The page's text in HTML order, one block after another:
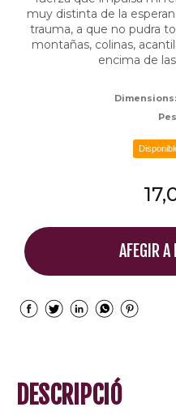
muy distinta de la
trauma, a que no pudra
montañas, colinas,
encima de
Dimensions:
AFEGIR
DESCRIPCIÓ